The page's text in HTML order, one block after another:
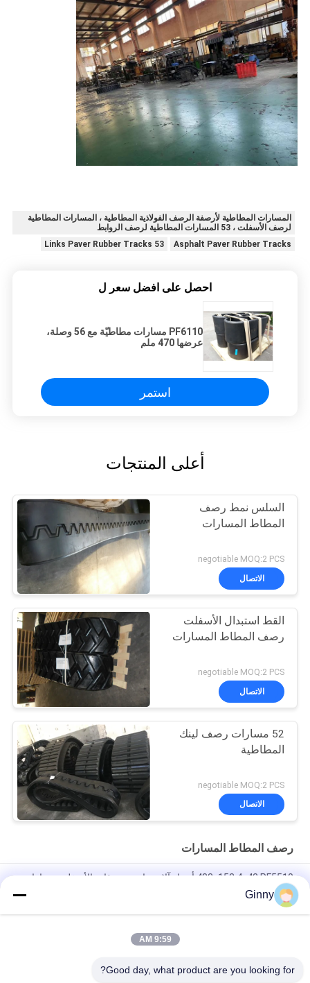
المسارات المطاطية لأرصفة الرصف الفولاذية المطاطية ، المسارات المطاطية
لرصف الأسفلت ، 53 المسارات المطاطية لرصف الروابط
Asphalt Paver Rubber Tracks
53 Links Paver Rubber Tracks
احصل على افضل سعر ل
PF6110 مسارات مطاطيّة مع 56 وصلة،
عرضها 470 ملم
استمر
أعلى المنتجات
السلس نمط رصف
المطاط المسارات
negotiable MOQ:2 PCS
الاتصال
القط استبدال الأسفلت
رصف المطاط المسارات
negotiable MOQ:2 PCS
الاتصال
52 مسارات رصف لينك
المطاطية
negotiable MOQ:2 PCS
الاتصال
رصف المطاط المسارات
483x152.4x42 PF5510 أجزاء آلات بناء مرصوفات الأسفلت مسارات
مطاطية
طول المسار الثقيل 276 بوصة لـ AP555 AP455 Asphalt Paver
Ginny
9:59 AM
Good day, what product are you looking for?